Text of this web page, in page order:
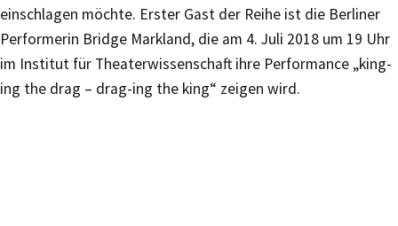
einschlagen möchte. Erster Gast der Reihe ist die Berliner
Performerin Bridge Markland, die am 4. Juli 2018 um 19 Uhr
im Institut für Theaterwissenschaft ihre Performance „king-
ing the drag – drag-ing the king“ zeigen wird.